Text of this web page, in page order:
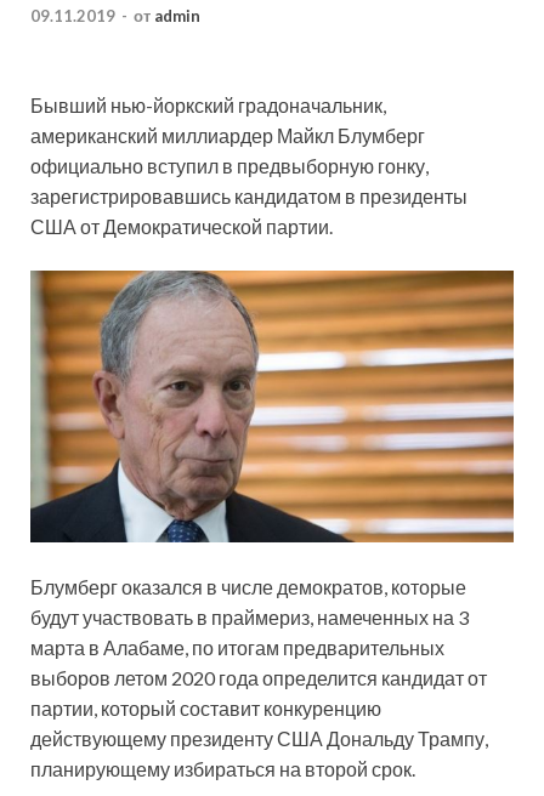
09.11.2019 - от admin
Бывший нью-йоркский градоначальник,
американский миллиардер Майкл Блумберг
официально вступил в предвыборную гонку,
зарегистрировавшись кандидатом в президенты
США от Демократической партии.
Блумберг оказался в числе демократов, которые
будут участвовать в праймериз, намеченных на 3
марта в Алабаме, по итогам предварительных
выборов летом 2020 года определится кандидат от
партии, который составит конкуренцию
действующему президенту США Дональду Трампу,
планирующему избираться на второй срок.